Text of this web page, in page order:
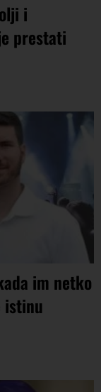
i
prestati
im netko
istinu